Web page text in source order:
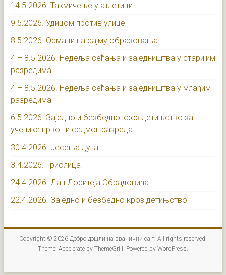
14.5.2026. Такмичење у атлетици
9.5.2026. Удицом против улице
8.5.2026. Осмаци на сајму образовања
4 – 8.5.2026. Недеља сећања и заједништва у старијим
разредима
4 – 8.5.2026. Недеља сећања и заједништва у млађим
разредима
6.5.2026. Заједно и безбедно кроз детињство за
ученике првог и седмог разреда
30.4.2026. Јесења дуга
3.4.2026. Триолица
24.4.2026. Дан Доситеја Обрадовића
22.4.2026. Заједно и безбедно кроз детињство
Copyright © 2026 Добро дошли на званични сајт. All rights reserved.
Theme: Accelerateby ThemeGrill. Powered by WordPress.